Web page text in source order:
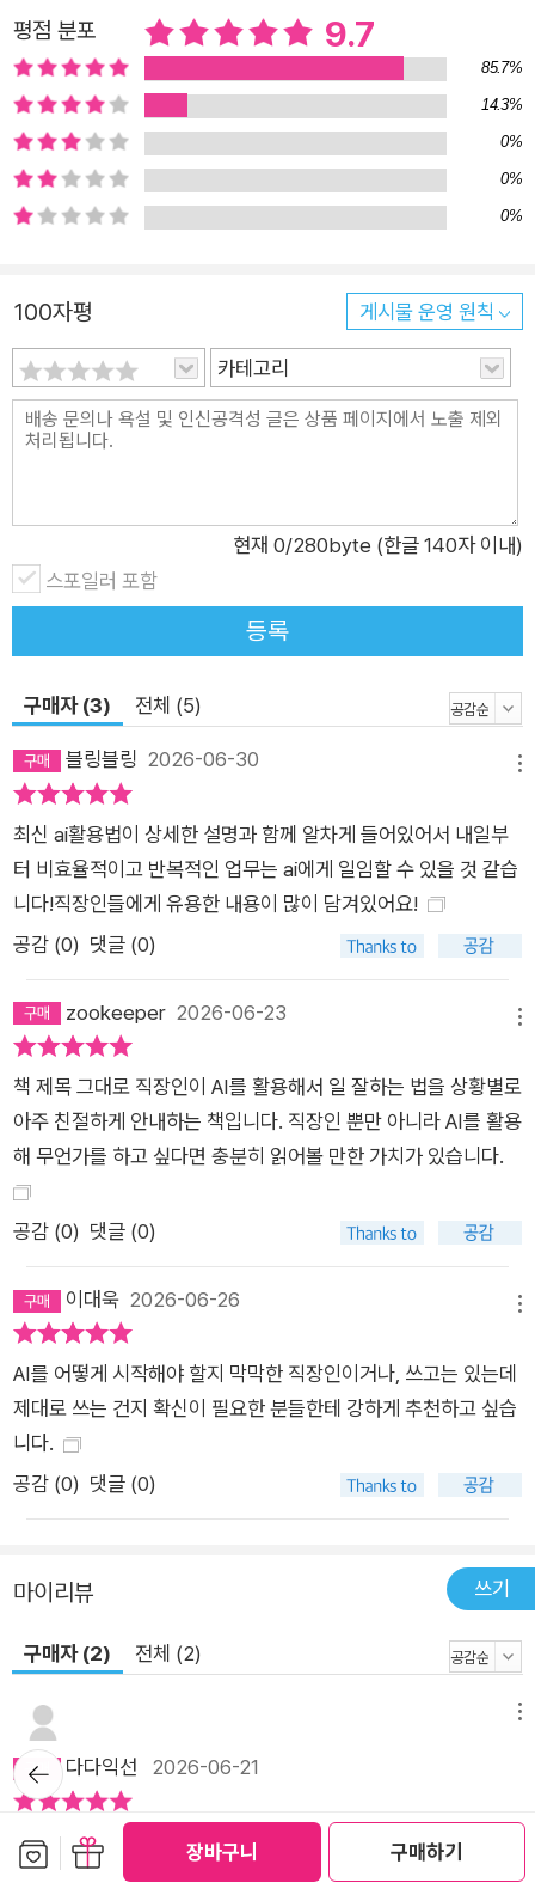
장바구니 구매하기
적인 이유와 해결책을 깨닫게 됩니다. • 무작정 검색하는 대신,
상황에 맞는 최적의 AI 툴을 골라 적재적소에 배치할 수 있습니
다. • ‘생각’과 ‘판단’은 내가 하고, ‘실행’과 ‘반복’은 AI에게 넘기
는 완벽한 분업 체계가 갖춰집니다. • 원하는 결과물을 단번에 얻
어내는 정교한 질문(프롬프트) 설계 공식을 배웁니다. • 매일 반
복되던 업무가 내 손을 떠나 스스로 굴러가는 자동화 시스템을 세
울 수 있습니다. <이 책을 추천해 드립니다!> • AI가 대세라는데,
일 반복되는 데이터 정리, 자료 조사, 보고서 초안 작성에 야근을
밥 먹듯 하는 실무자 • 문서를 꾸미고 다듬는 시간은 획기적으로
줄이고, ‘기획의 질’에 집중하고 싶은 기획·마케팅 담당자 • 툴을
바꾸는 수준을 넘어, 일하는 방식과 구조 자체를 바꿔 압도적인
성과를 내고 싶은 모든 직장인 지금 여러분이 하는 일 중, 굳이 사
터 바꿔야 할지 보이기 시작할 것입니다. 그리고 그 작은 변화가,
여러분의 하루를 완전히 다르게 만들 것입니다.
평점 분포 9.7
85.7%
14.3%
0%
0%
0%
100자평 게시물 운영 원칙
카테고리
현재 0/280byte (한글 140자 이내)
스포일러 포함
등록
구매자 (3) 전체 (5)
블링블링 2026-06-30
최신 ai활용법이 상세한 설명과 함께 알차게 들어있어서 내일부
터 비효율적이고 반복적인 업무는 ai에게 일임할 수 있을 것 같습
니다!직장인들에게 유용한 내용이 많이 담겨있어요!
공감 (0) 댓글 (0)
zookeeper 2026-06-23
책 제목 그대로 직장인이 AI를 활용해서 일 잘하는 법을 상황별로
아주 친절하게 안내하는 책입니다. 직장인 뿐만 아니라 AI를 활용
해 무언가를 하고 싶다면 충분히 읽어볼 만한 가치가 있습니다.
공감 (0) 댓글 (0)
이대욱 2026-06-26
AI를 어떻게 시작해야 할지 막막한 직장인이거나, 쓰고는 있는데
제대로 쓰는 건지 확신이 필요한 분들한테 강하게 추천하고 싶습
니다.
공감 (0) 댓글 (0)
마이리뷰 쓰기
구매자 (2) 전체 (2)
다다익선 2026-06-21
저자들의 실질적이고 구체적인 경험을 바탕으로 쓴 책이라 실무
적으로 도움이 많이 됩니다! 일잘러 되고 싶은 분들께 추천드립니
뒤로가
기